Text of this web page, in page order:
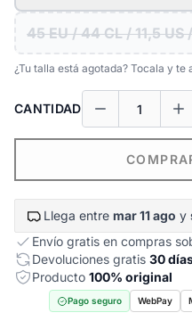
45 EU / 44 CL / 11,5 US
¿Tu talla está agotada? Tocala y
CANTIDAD
Llega entre mar 11 ago y
Envío gratis en compras
Devoluciones gratis 30
Producto 100% original
Pago seguro WebPay